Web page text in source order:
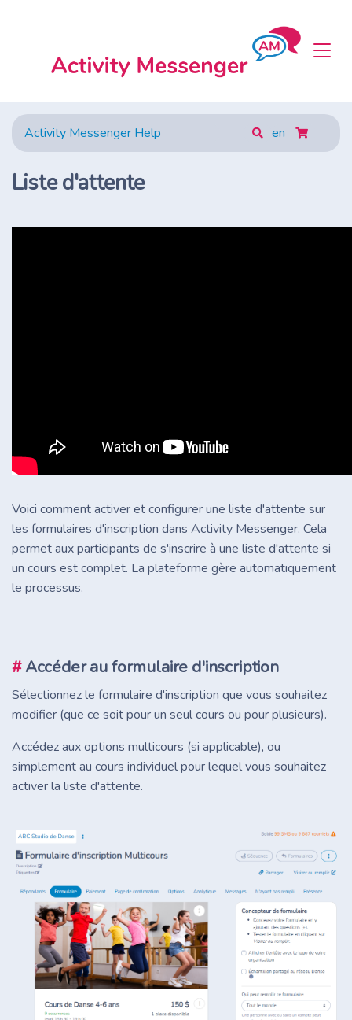
Activity Messenger Help en
Liste d'attente
Voici comment activer et configurer une liste d'attente sur
les formulaires d'inscription dans Activity Messenger. Cela
permet aux participants de s'inscrire à une liste d'attente si
un cours est complet. La plateforme gère automatiquement
le processus.
#Accéder au formulaire d'inscription
Sélectionnez le formulaire d'inscription que vous souhaitez
modifier (que ce soit pour un seul cours ou pour plusieurs).
Accédez aux options multicours (si applicable), ou
simplement au cours individuel pour lequel vous souhaitez
activer la liste d'attente.